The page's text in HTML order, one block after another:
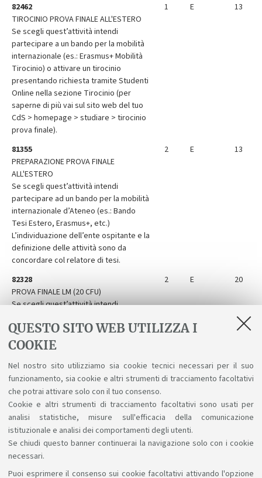
QUESTO SITO WEB UTILIZZA I
COOKIE
Nel nostro sito utilizziamo sia cookie tecnici necessari per il suo
funzionamento, sia cookie e altri strumenti di tracciamento facoltativi
che potrai attivare solo con il tuo consenso.
Cookie e altri strumenti di tracciamento facoltativi sono usati per
analisi statistiche, misure sull'efficacia della comunicazione
istituzionale e analisi dei comportamenti degli utenti.
Se chiudi questo banner continuerai la navigazione solo con i cookie
necessari.
Puoi esprimere il consenso sui cookie facoltativi attivando l'opzione
82462
TIROCINIO PROVA FINALE ALL'ESTERO
Se scegli quest’attività intendi
partecipare a un bando per la mobilità
internazionale (es.: Erasmus+ Mobilità
Tirocinio) o attivare un tirocinio
presentando richiesta tramite Studenti
Online nella sezione Tirocinio (per
saperne di più vai sul sito web del tuo
CdS > homepage > studiare > tirocinio
prova finale).
1 E 13
81355
PREPARAZIONE PROVA FINALE
ALL'ESTERO
Se scegli quest’attività intendi
partecipare ad un bando per la mobilità
internazionale d’Ateneo (es.: Bando
Tesi Estero, Erasmus+, etc.)
L’individuazione dell’ente ospitante e la
definizione delle attività sono da
concordare col relatore di tesi.
2 E 13
82328
PROVA FINALE LM (20 CFU)
Se scegli quest’attività intendi
presenze continuative né presso
strutture dell’Ateneo né presso enti
esterni (aziende/enti).
2 E 20
85153
PROVA FINALE LM (7 CFU)
2